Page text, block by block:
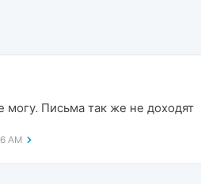
могу. Письма так же не доходят
AM